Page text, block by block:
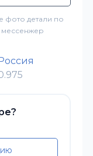
фото детали по
мессенжер